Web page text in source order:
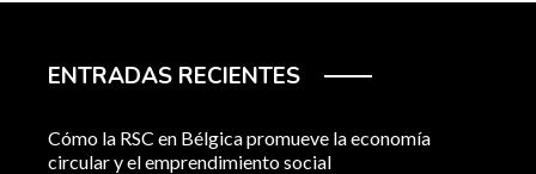
ENTRADAS RECIENTES
Cómo la RSC en Bélgica promueve la economía
circular y el emprendimiento social